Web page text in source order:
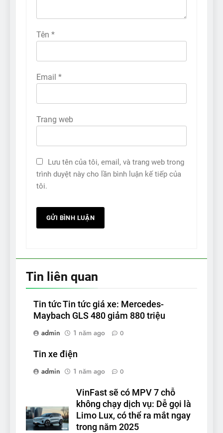
Tên *
Email *
Trang web
Lưu tên của tôi, email, và trang web trong
trình duyệt này cho lần bình luận kế tiếp của
tôi.
Tin liên quan
Tin tức Tin tức giá xe: Mercedes-
Maybach GLS 480 giảm 880 triệu
admin
1 năm ago 0
Tin xe điện
admin
1 năm ago 0
VinFast sẽ có MPV 7 chỗ
không chạy dịch vụ: Dễ gọi là
Limo Lux, có thể ra mắt ngay
trong năm 2025